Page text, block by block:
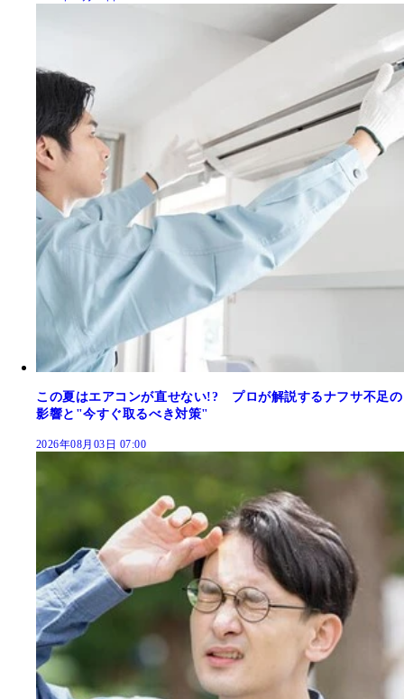
この夏はエアコンが直せない!? プロが解説するナフサ不足の
影響と"今すぐ取るべき対策"
2026年08月03日 07:00